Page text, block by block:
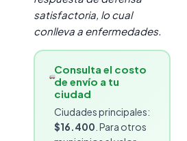
satisfactoria, lo cual
conlleva a enfermedades.
Consulta el costo
de envío a tu
ciudad
Ciudades principales:
$16.400 . Para otros